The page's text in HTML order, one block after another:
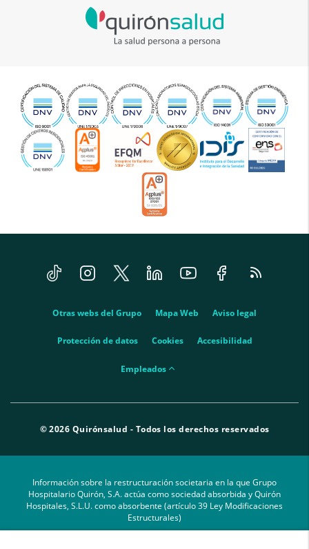
Tiktok InstagramTwitter LinkedinYoutube FacebookFeed
RSS
Otras webs del Grupo Mapa Web Aviso legal
Protección de datos Cookies Accesibilidad
empleados
Empleados
© 2026 Quirónsalud - Todos los derechos reservados
Información sobre la restructuración societaria en la que Grupo
Hospitalario Quirón, S.A. actúa como sociedad absorbida y Quirón
Hospitales, S.L.U. como absorbente (artículo 39 Ley Modificaciones
Estructurales)